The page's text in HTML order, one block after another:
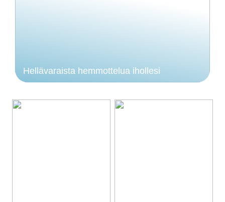
Hellävaraista hemmottelua ihollesi